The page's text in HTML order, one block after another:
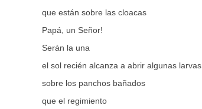
que están sobre las cloacas
Papá, un Señor!
Serán la una
el sol recién alcanza a abrir algunas larvas
sobre los panchos bañados
que el regimiento